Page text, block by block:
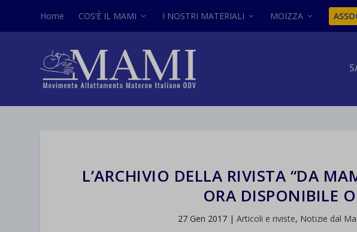
Home COS’È IL MAMI I NOSTRI MATERIALI MOIZZA
L’ARCHIVIO DELLA RIVISTA “DA
ORA DISPONIBILE
27 Gen 2017| Articoli e riviste, Notizie dal